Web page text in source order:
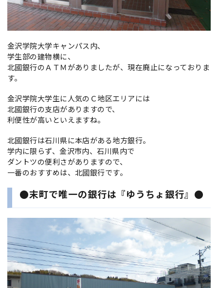
金沢学院大学キャンパス内、
学生部の建物横に、
北國銀行のＡＴＭがありましたが、現在廃止になっておりま
す。
金沢学院大学生に人気のＣ地区エリアには
北國銀行の支店がありますので、
利便性が高いといえますね。
北國銀行は石川県に本店がある地方銀行。
学内に限らず、金沢市内、石川県内で
ダントツの便利さがありますので、
一番のおすすめは、北國銀行です。
●末町で唯一の銀行は『ゆうちょ銀行』●